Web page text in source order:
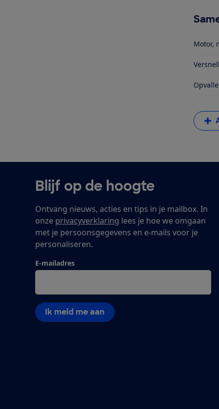
Motor,
Blijf op de hoogte
Ontvang nieuws, acties en tips in je mailbox. In
onze privacyverklaring lees je hoe we omgaan
met je persoonsgegevens en e-mails voor je
personaliseren.
E-mailadres
Ik meld me aan